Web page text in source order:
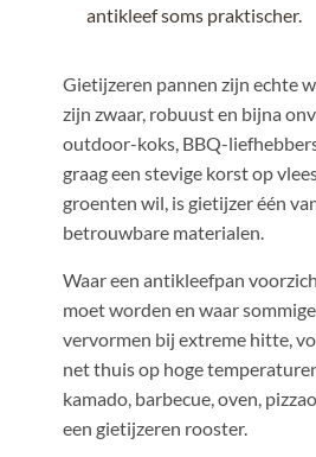
antikleef soms praktischer.
Gietijzeren pannen zijn echte
zijn zwaar, robuust en bijna
outdoor-koks, BBQ-
graag een stevige korst op
groenten wil, is gietijzer één
betrouwbare materialen.
Waar een antikleefpan
moet worden en waar
vervormen bij extreme hitte,
net thuis op hoge
kamado, barbecue, oven,
een gietijzeren rooster.